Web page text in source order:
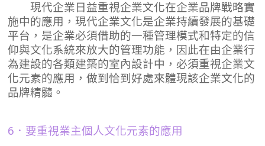
現代企業日益重視企業文化在企業品牌戰略實
施中的應用，現代企業文化是企業持續發展的基礎
平台，是企業必須借助的一種管理模式和特定的信
仰與文化系統來放大的管理功能，因此在由企業行
為建設的各類建築的室內設計中，必須重視企業文
化元素的應用，做到恰到好處來體現該企業文化的
品牌精髓。
6．要重視業主個人文化元素的應用